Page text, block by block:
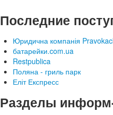
Последние
Юридична компанія
батарейки.com.ua
Restpublica
Поляна - гриль парк
Еліт Експресс
Разделы